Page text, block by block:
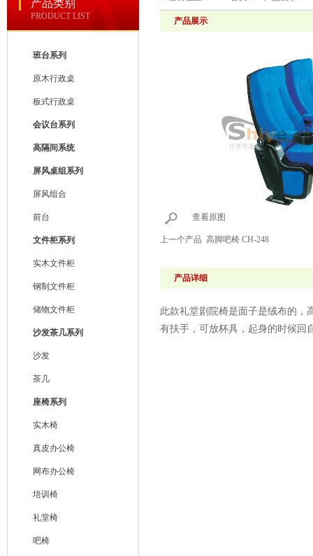
产品类别
PRODUCT LIST
班台系列
原木行政桌
板式行政桌
会议台系列
高隔间系统
屏风桌组系列
屏风组合
前台
文件柜系列
实木文件柜
钢制文件柜
储物文件柜
沙发茶几系列
沙发
茶几
座椅系列
实木椅
真皮办公椅
网布办公椅
培训椅
礼堂椅
吧椅
产品展示
查看原图
上一个产品 高脚吧椅 CH-248
产品详细
此款礼堂剧院椅是面子是绒布的，
有扶手，可放杯具，起身的时候回